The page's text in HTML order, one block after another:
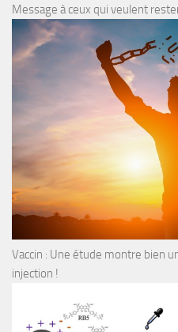
Message à ceux qui veulent
Vaccin : Une étude montre bien
injection !